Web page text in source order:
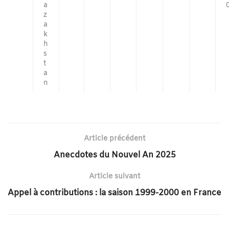
a
z
a
k
h
s
t
a
n
Article précédent
Anecdotes du Nouvel An 2025
Article suivant
Appel à contributions : la saison 1999-2000 en France